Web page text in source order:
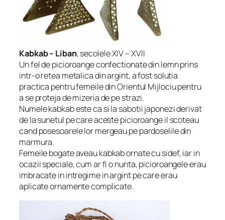
Kabkab – Liban, secolele XIV – XVII
Un fel de picioroange confectionate din lemn prins
intr-o retea metalica din argint, a fost solutia
practica pentru femeile din Orientul Mijlociu pentru
a se proteja de mizeria de pe strazi.
Numele kabkab este ca si la sabotii japonezi derivat
de la sunetul pe care aceste picioroange il scoteau
cand posesoarele lor mergeau pe pardoselile din
marmura.
Femeile bogate aveau kabkab ornate cu sidef, iar in
ocazii speciale, cum ar fi o nunta, picioroangele erau
imbracate in intregime in argint pe care erau
aplicate ornamente complicate.